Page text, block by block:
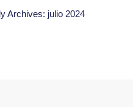
Archives: julio 2024